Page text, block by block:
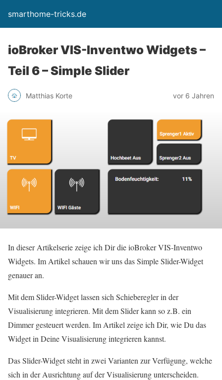
smarthome-tricks.de
ioBroker VIS-Inventwo Widgets –
Teil 6 – Simple Slider
Matthias Korte vor 6 Jahren
In dieser Artikelserie zeige ich Dir die ioBroker VIS-Inventwo
Widgets. Im Artikel schauen wir uns das Simple Slider-Widget
genauer an.
Mit dem Slider-Widget lassen sich Schieberegler in der
Visualisierung integrieren. Mit dem Slider kann so z.B. ein
Dimmer gesteuert werden. Im Artikel zeige ich Dir, wie Du das
Widget in Deine Visualisierung integrieren kannst.
Das Slider-Widget steht in zwei Varianten zur Verfügung, welche
sich in der Ausrichtung auf der Visualisierung unterscheiden.